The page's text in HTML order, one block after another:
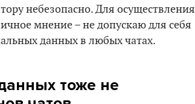
небезопасно. Для осуществления
мнение – не допускаю для себя
данных в любых чатах.
тоже не